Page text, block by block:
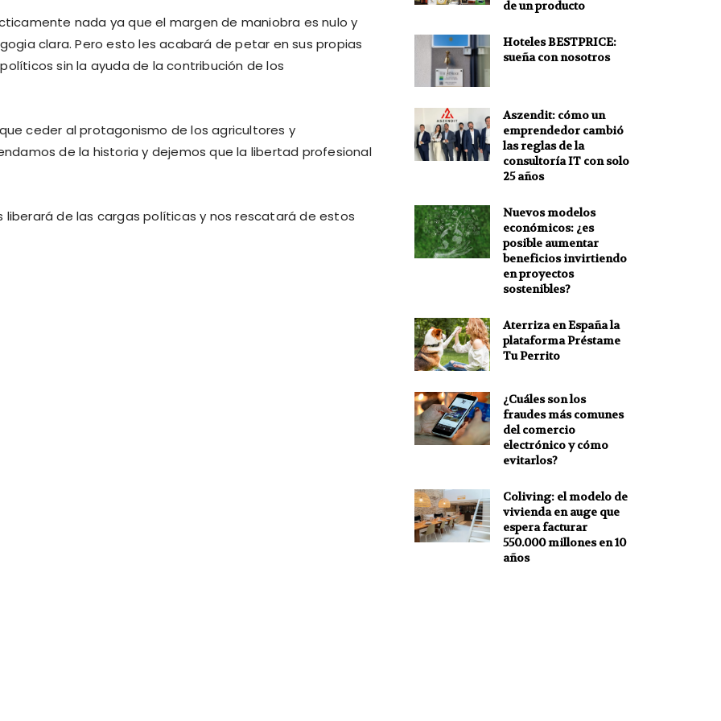
nada ya que el margen de maniobra es nulo y
clara. Pero esto les acabará de petar en sus propias
sin la ayuda de la contribución de los
ceder al protagonismo de los agricultores y
de la historia y dejemos que la libertad profesional
liberará de las cargas políticas y nos rescatará de estos
de un producto
Hoteles BESTPRICE:
sueña con nosotros
Aszendit: cómo un
emprendedor cambió
las reglas de la
consultoría IT con solo
25 años
Nuevos modelos
económicos: ¿es
posible aumentar
beneficios invirtiendo
en proyectos
sostenibles?
Aterriza en España la
plataforma Préstame
Tu Perrito
¿Cuáles son los
fraudes más comunes
del comercio
electrónico y cómo
evitarlos?
Coliving: el modelo de
vivienda en auge que
espera facturar
550.000 millones en 10
años